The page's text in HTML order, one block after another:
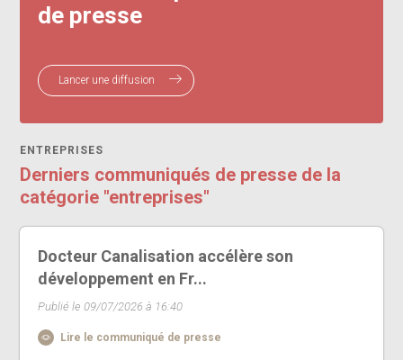
de presse
Lancer une diffusion
ENTREPRISES
Derniers communiqués de presse de la
catégorie "entreprises"
Docteur Canalisation accélère son
développement en Fr...
Publié le 09/07/2026 à 16:40
Lire le communiqué de presse